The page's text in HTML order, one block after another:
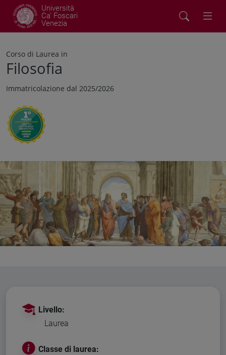
Università
Ca' Foscari
Venezia
Corso di Laurea in
Filosofia
Immatricolazione dal 2025/2026
Livello:
Laurea
Classe di laurea: